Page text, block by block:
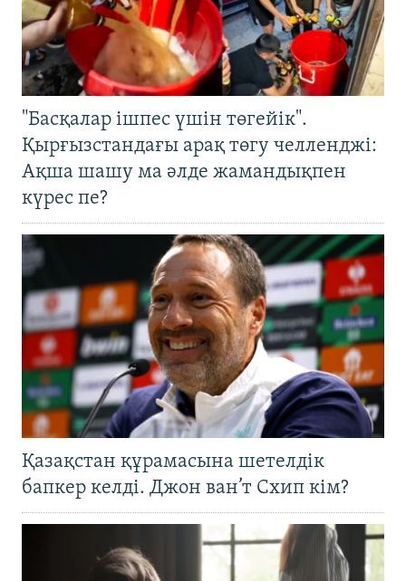
"Басқалар ішпес үшін төгейік".
Қырғызстандағы арақ төгу челленджі:
Ақша шашу ма әлде жамандықпен
күрес пе?
Қазақстан құрамасына шетелдік
бапкер келді. Джон ван’т Схип кім?